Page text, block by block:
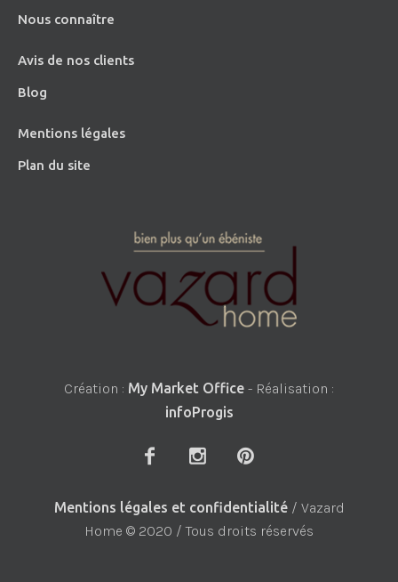
Nous connaître
Avis de nos clients
Blog
Mentions légales
Plan du site
Création : My Market Office - Réalisation :
infoProgis
Mentions légales et confidentialité/ Vazard
Home © 2020 / Tous droits réservés